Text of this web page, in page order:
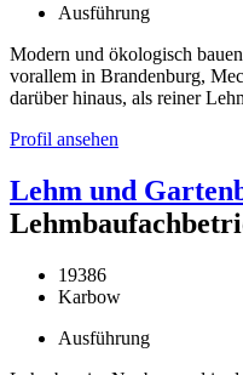
Ausführung
Modern und ökologisch
vorallem in Brandenburg,
darüber hinaus, als reiner
Profil ansehen
Lehm und
19386
Karbow
Ausführung